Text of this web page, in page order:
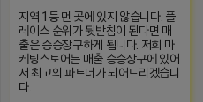
지역 1등 먼 곳에 있지 않습니다. 플
레이스 순위가 뒷받침이 된다면 매
출은 승승장구하게 됩니다. 저희 마
케팅스토어는 매출 승승장구에 있어
서 최고의 파트너가 되어드리겠습니
다.